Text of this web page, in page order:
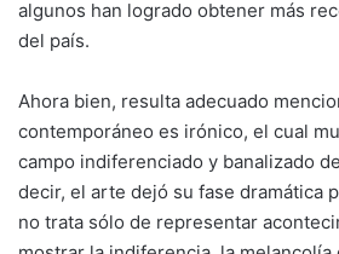
algunos han logrado obtener más
del país.
Ahora bien, resulta adecuado
contemporáneo es irónico, el cual
campo indiferenciado y banalizado
decir, el arte dejó su fase dramática
no trata sólo de representar